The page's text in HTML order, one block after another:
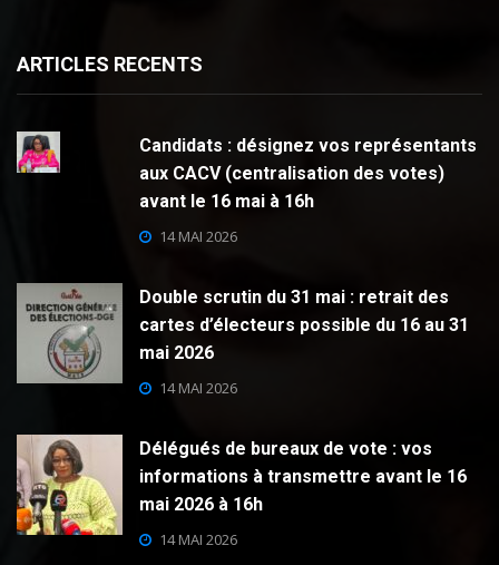
ARTICLES RECENTS
Candidats : désignez vos représentants
aux CACV (centralisation des votes)
avant le 16 mai à 16h
14 MAI 2026
Double scrutin du 31 mai : retrait des
cartes d’électeurs possible du 16 au 31
mai 2026
14 MAI 2026
Délégués de bureaux de vote : vos
informations à transmettre avant le 16
mai 2026 à 16h
14 MAI 2026